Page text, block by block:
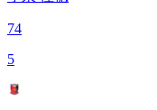
74
5